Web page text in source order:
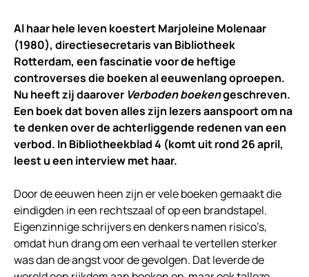
Al haar hele leven koestert Marjoleine Molenaar
(1980), directiesecretaris van Bibliotheek
Rotterdam, een fascinatie voor de heftige
controverses die boeken al eeuwenlang oproepen.
Nu heeft zij daarover Verboden boekengeschreven.
Een boek dat boven alles zijn lezers aanspoort om na
te denken over de achterliggende redenen van een
verbod. In Bibliotheekblad 4 (komt uit rond 26 april,
leest u een interview met haar.
Door de eeuwen heen zijn er vele boeken gemaakt die
eindigden in een rechtszaal of op een brandstapel.
Eigenzinnige schrijvers en denkers namen risico’s,
omdat hun drang om een verhaal te vertellen sterker
was dan de angst voor de gevolgen. Dat leverde de